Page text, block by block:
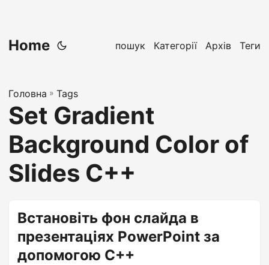
Home пошук Категорії Архів Теги
Головна » Tags
Set Gradient
Background Color of
Slides C++
Встановіть фон слайда в
презентаціях PowerPoint за
допомогою C++